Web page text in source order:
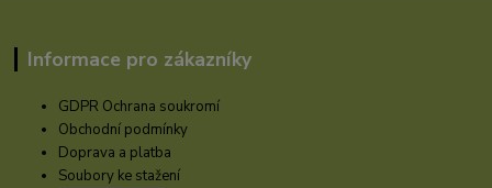
Informace pro zákazníky
GDPR Ochrana soukromí
Obchodní podmínky
Doprava a platba
Soubory ke stažení